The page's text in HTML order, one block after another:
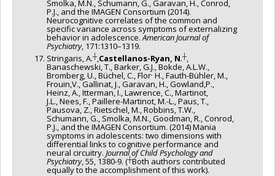
Smolka, M.N., Schumann, G., Garavan, H., Conrod,
P.J., and the IMAGEN Consortium (2014).
Neurocognitive correlates of the common and
specific variance across symptoms of externalizing
behavior in adolescence. American Journal of
Psychiatry, 171:1310–1319.
Stringaris, A.┼,Castellanos-Ryan, N.┼,
Banaschewski, T., Barker, G.J., Bokde, A.L.W.,
Bromberg, U., Büchel, C., Flor, H., Fauth-Bühler, M.,
Frouin,V., Gallinat, J., Garavan, H., Gowland,P.,
Heinz, A., Itterman, I., Lawrence, C., Martinot,
J.L., Nees, F., Paillere-Martinot, M.-L., Paus, T.,
Pausova, Z., Rietschel, M., Robbins, T.W.,
Schumann, G., Smolka, M.N., Goodman, R., Conrod,
P.J., and the IMAGEN Consortium. (2014) Mania
symptoms in adolescents: two dimensions with
differential links to cognitive performance and
neural circuitry. Journal of Child Psychology and
Psychiatry, 55, 1380-9. (┼Both authors contributed
equally to the accomplishment of this work).